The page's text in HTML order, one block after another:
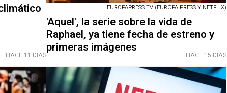
HACE 11 DÍAS
EUROPAPRESS.TV (EUROPA PRESS Y NETFLIX)
'Aquel', la serie sobre la vida de
Raphael, ya tiene fecha de estreno y
primeras imágenes
HACE 15 DÍAS